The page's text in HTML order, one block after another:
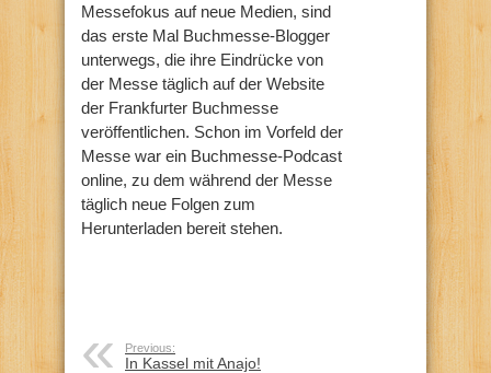
Messefokus auf neue Medien, sind
das erste Mal Buchmesse-Blogger
unterwegs, die ihre Eindrücke von
der Messe täglich auf der Website
der Frankfurter Buchmesse
veröffentlichen. Schon im Vorfeld der
Messe war ein Buchmesse-Podcast
online, zu dem während der Messe
täglich neue Folgen zum
Herunterladen bereit stehen.
Previous:
In Kassel mit Anajo!